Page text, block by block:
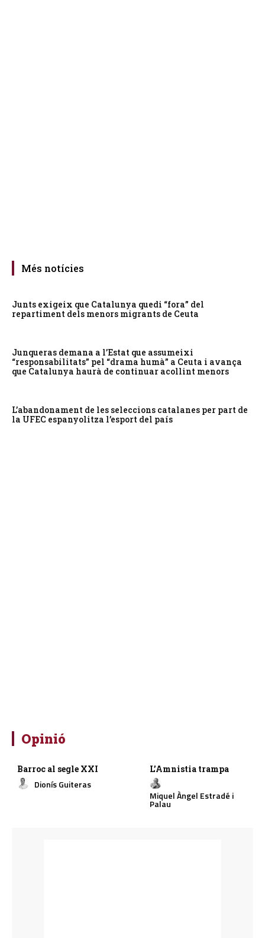
Més notícies
Junts exigeix que Catalunya quedi “fora” del
repartiment dels menors migrants de Ceuta
Junqueras demana a l’Estat que assumeixi
“responsabilitats” pel “drama humà” a Ceuta i avança
que Catalunya haurà de continuar acollint menors
L’abandonament de les seleccions catalanes per part de
la UFEC espanyolitza l’esport del país
Opinió
Barroc al segle XXI
Dionís Guiteras
L’Amnistia trampa
Miquel Àngel Estradé i
Palau